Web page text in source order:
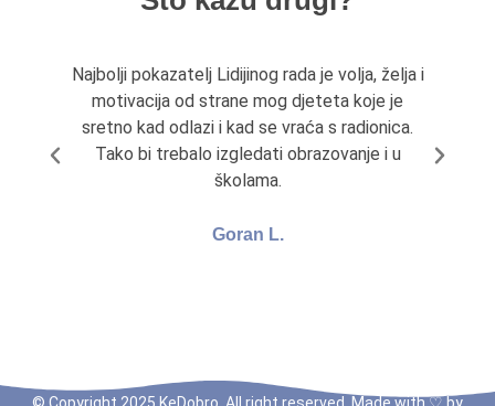
Najbolji pokazatelj Lidijinog rada je volja, želja i
motivacija od strane mog djeteta koje je
sretno kad odlazi i kad se vraća s radionica.
Tako bi trebalo izgledati obrazovanje i u
školama.
Goran L.